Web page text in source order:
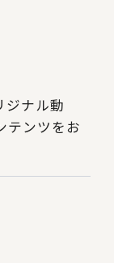
ジナル動
テンツをお